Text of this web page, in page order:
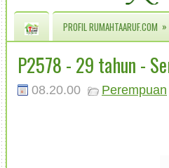
PROFIL RUMAHTAARUF.COM »
P2578 - 29 tahun -
08.20.00 Perempuan